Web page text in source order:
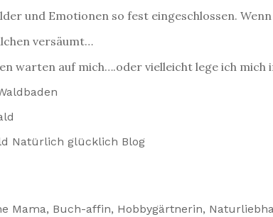
und Emotionen so fest eingeschlossen.
versäumt…
warten auf mich….oder vielleicht lege ich mich
Mama, Buch-affin, Hobbygärtnerin,